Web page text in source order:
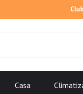
Casa